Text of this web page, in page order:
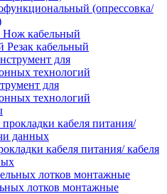
(опрессовка/
Нож кабельный
Резак кабельный
для
технологий
кабеля питания/ кабеля
лотков монтажные